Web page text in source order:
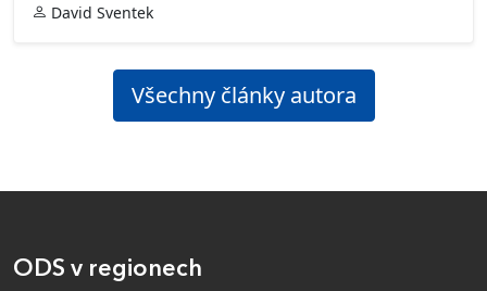
David Sventek
Všechny články autora
ODS v regionech